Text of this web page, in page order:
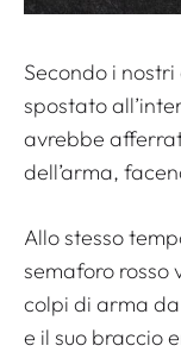
Secondo i
spostato
avrebbe
dell’arma,
Allo stesso
semaforo rosso
colpi di arma
e il suo braccio